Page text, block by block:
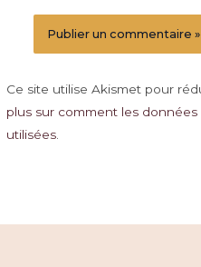
Ce site utilise Akismet pour
plus sur comment les
utilisées